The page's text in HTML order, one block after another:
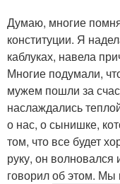
Думаю, многие
конституции. Я
каблуках, навела
Многие подумали,
мужем пошли за
наслаждались
о нас, о сынишке,
том, что все будет
руку, он
говорил об этом. Мы